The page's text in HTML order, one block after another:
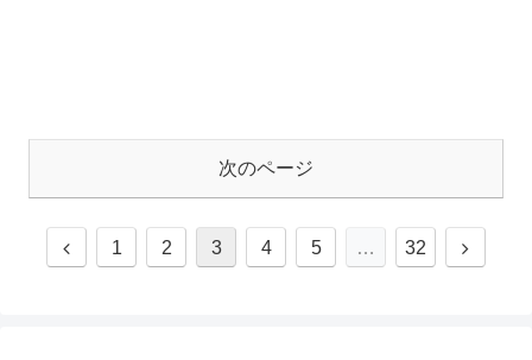
次のページ
1 2 3 4 5 … 32